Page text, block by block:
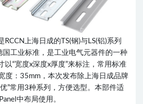
上海日成的TS(钢)与LS(铝)系列
国工业标准，是工业电气元器件的一种
以“宽度x深度x厚度”来标注，常用标准
度：35mm，本次发布除上海日成品牌
”常用3种系列，方便选型。本部件适
中布局使用。